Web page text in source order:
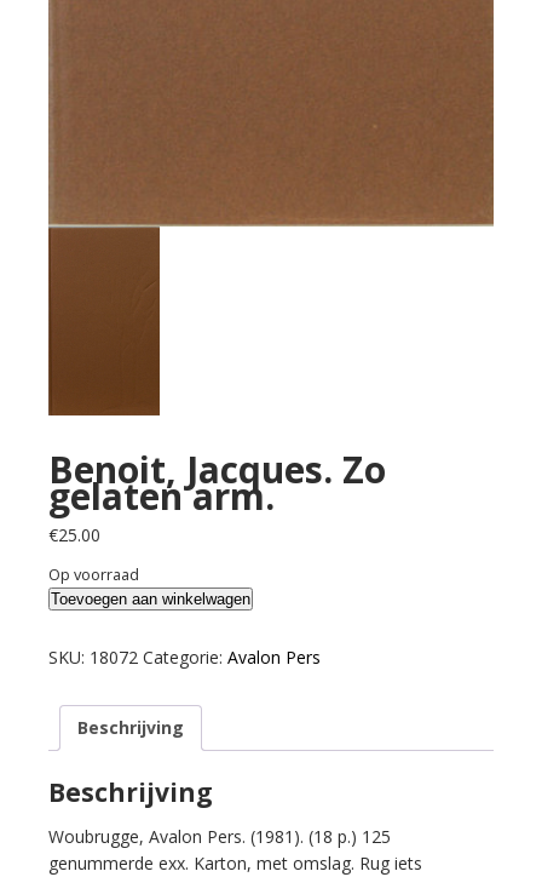
Benoit, Jacques. Zo
gelaten arm.
€25.00
Op voorraad
Benoit,
Zo
arm.
aantal
Toevoegen aan winkelwagen
SKU: 18072 Categorie: Avalon Pers
Beschrijving
Beschrijving
Woubrugge, Avalon Pers. (1981). (18 p.) 125
genummerde exx. Karton, met omslag. Rug iets